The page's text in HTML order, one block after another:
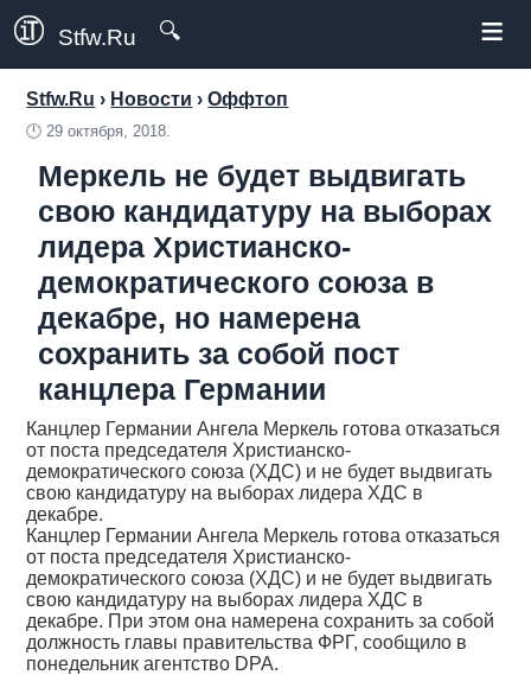
Stfw.Ru 🔍 ≡
Stfw.Ru › Новости ›Оффтоп
🕛29 октября, 2018.
Меркель не будет выдвигать
свою кандидатуру на выборах
лидера Христианско-
демократического союза в
декабре, но намерена
сохранить за собой пост
канцлера Германии
Канцлер Германии Ангела Меркель готова отказаться
от поста председателя Христианско-
демократического союза (ХДС) и не будет выдвигать
свою кандидатуру на выборах лидера ХДС в
декабре.
Канцлер Германии Ангела Меркель готова отказаться
от поста председателя Христианско-
демократического союза (ХДС) и не будет выдвигать
свою кандидатуру на выборах лидера ХДС в
декабре. При этом она намерена сохранить за собой
должность главы правительства ФРГ, сообщило в
понедельник агентство DPA.